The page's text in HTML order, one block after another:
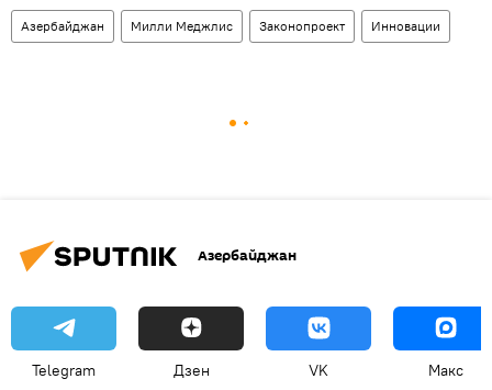
Азербайджан Милли Меджлис Законопроект Инновации
Азербайджан
Telegram Дзен VK Макс